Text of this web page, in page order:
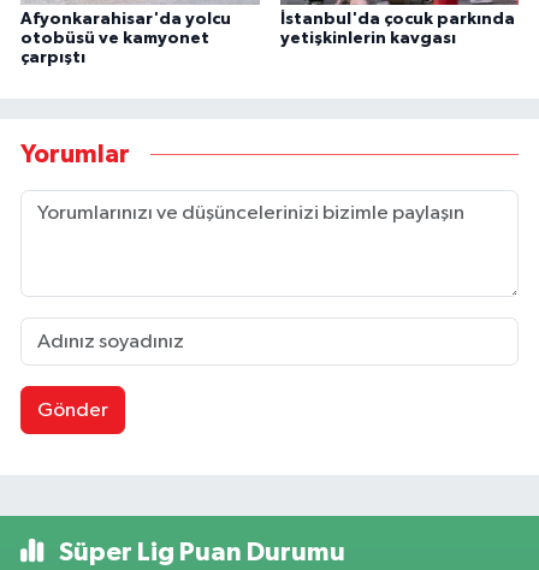
Afyonkarahisar'da yolcu
otobüsü ve kamyonet
çarpıştı
İstanbul'da çocuk parkında
yetişkinlerin kavgası
Yorumlar
Gönder
Süper Lig Puan Durumu